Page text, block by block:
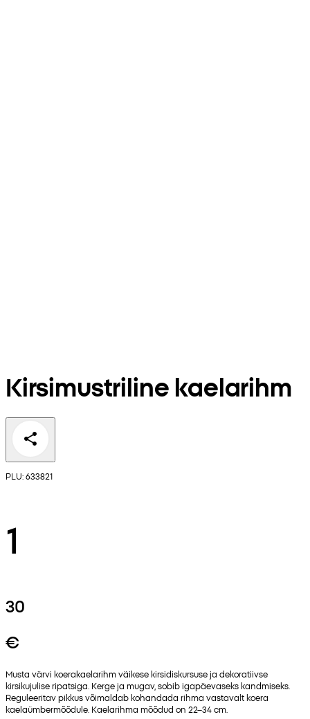
Kirsimustriline kaelarihm
PLU: 633821
1
30
€
Musta värvi koerakaelarihm väikese kirsidiskursuse ja dekoratiivse
kirsikujulise ripatsiga. Kerge ja mugav, sobib igapäevaseks kandmiseks.
Reguleeritav pikkus võimaldab kohandada rihma vastavalt koera
kaelaümbermõõdule. Kaelarihma mõõdud on 22–34 cm.